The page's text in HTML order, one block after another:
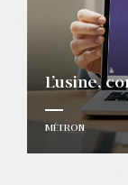
L’usine,
MÉTRON